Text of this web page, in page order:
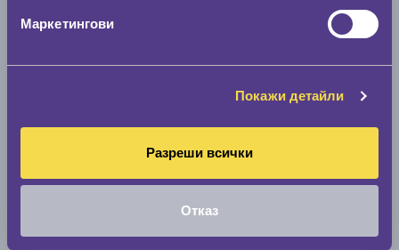
Маркетингови
Покажи детайли
Разреши всички
Отказ
Покажи гуми